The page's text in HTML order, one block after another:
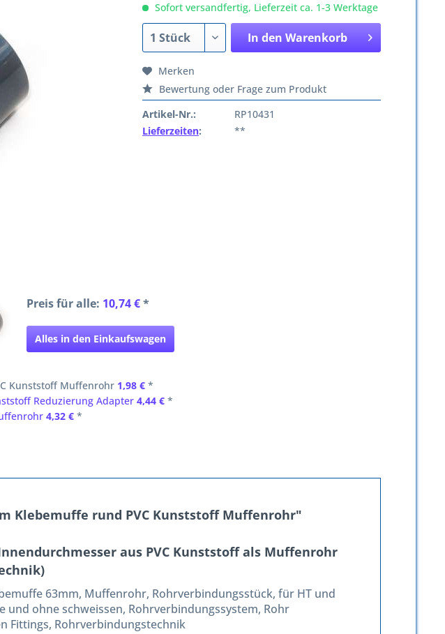
Sofort versandfertig, Lieferzeit ca. 1-3 Werktage
In den Warenkorb
Merken
Bewertung oder Frage zum Produkt
Artikel-Nr.:
RP10431
Lieferzeiten: **
Preis für alle: 10,74 €*
Alles in den Einkaufswagen
Kunststoff Muffenrohr 1,98 € *
Reduzierung Adapter 4,44 € *
4,32 € *
Klebemuffe rund PVC Kunststoff Muffenrohr"
aus PVC Kunststoff als Muffenrohr
63mm, Muffenrohr, Rohrverbindungsstück, für HT und
und ohne schweissen, Rohrverbindungssystem, Rohr
Fittings, Rohrverbindungstechnik